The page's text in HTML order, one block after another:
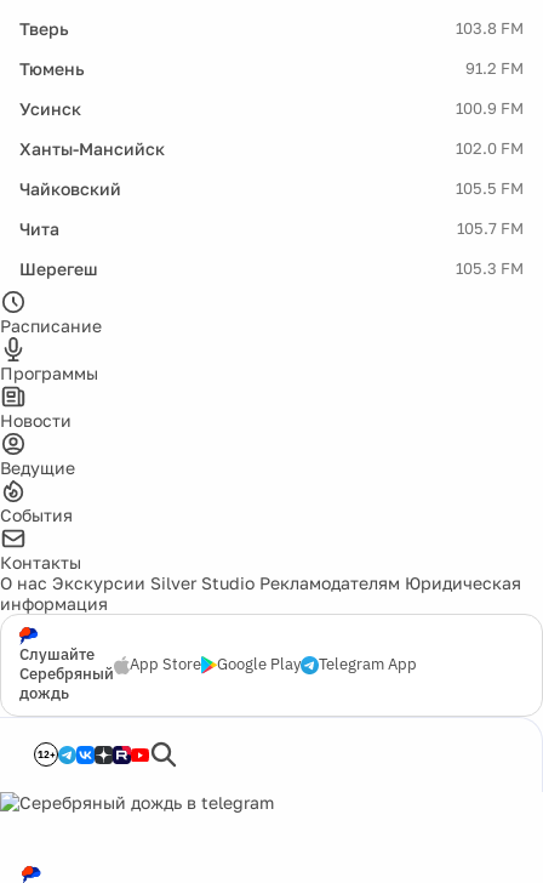
Тверь 103.8 FM
Тюмень 91.2 FM
Усинск 100.9 FM
Ханты-Мансийск 102.0 FM
Чайковский 105.5 FM
Чита 105.7 FM
Шерегеш 105.3 FM
Расписание
Программы
Новости
Ведущие
События
Контакты
О нас Экскурсии Silver Studio Рекламодателям Юридическая
информация
Слушайте
Серебряный
дождь
App Store Google Play Telegram App
12+